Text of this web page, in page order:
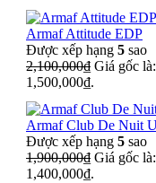
Armaf Attitude EDP
Được xếp hạng 5 sao
2,100,000₫ Giá gốc
1,500,000₫.
Armaf Club De Nuit
Được xếp hạng 5 sao
1,900,000₫ Giá gốc
1,400,000₫.